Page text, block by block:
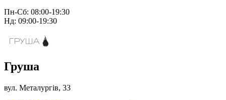
Пн-Сб: 08:00-19:30
Нд: 09:00-19:30
Груша
вул. Металургів, 33